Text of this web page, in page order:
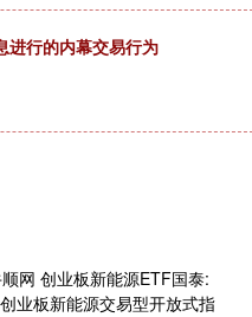
进行的内幕交易行为